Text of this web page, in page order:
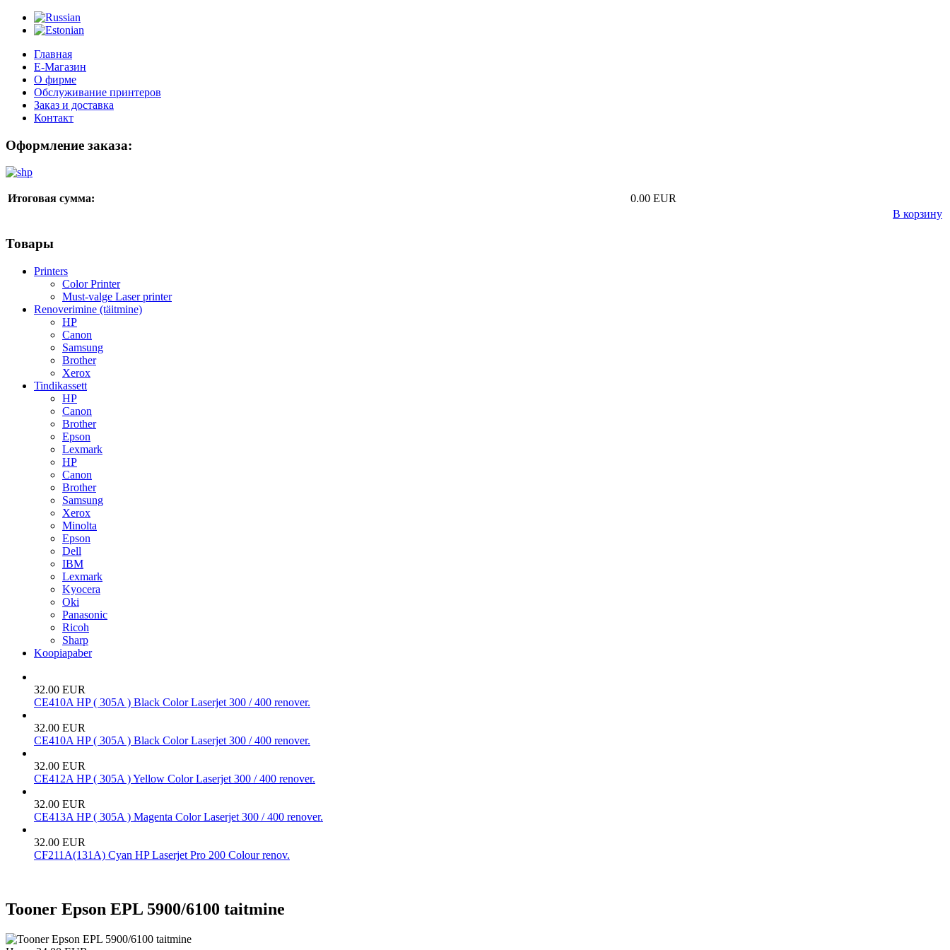
Главная
Е-Магазин
О фирме
Обслуживание принтеров
Заказ и доставка
Контакт
Оформление заказа:
Итоговая сумма:
0.00 EUR
В корзину
Товары
Printers
Color Printer
Must-valge Laser printer
Renoverimine (täitmine)
HP
Canon
Samsung
Brother
Xerox
Tindikassett
HP
Canon
Brother
Epson
Lexmark
HP
Canon
Brother
Samsung
Xerox
Minolta
Epson
Dell
IBM
Lexmark
Kyocera
Oki
Panasonic
Ricoh
Sharp
Koopiapaber
32.00 EUR
CE410A HP ( 305A ) Black Color Laserjet 300 / 400 renover.
32.00 EUR
CE410A HP ( 305A ) Black Color Laserjet 300 / 400 renover.
32.00 EUR
CE412A HP ( 305A ) Yellow Color Laserjet 300 / 400 renover.
32.00 EUR
CE413A HP ( 305A ) Magenta Color Laserjet 300 / 400 renover.
32.00 EUR
CF211A(131A) Cyan HP Laserjet Pro 200 Colour renov.
Tooner Epson EPL 5900/6100 taitmine